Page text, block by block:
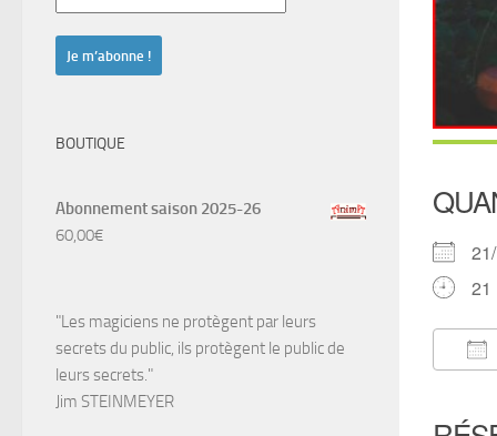
21
BOUTIQUE
Abonnement saison 2025-26
60,00€
"Les magiciens ne protègent par leurs
secrets du public, ils protègent le public de
leurs secrets."
Jim STEINMEYER